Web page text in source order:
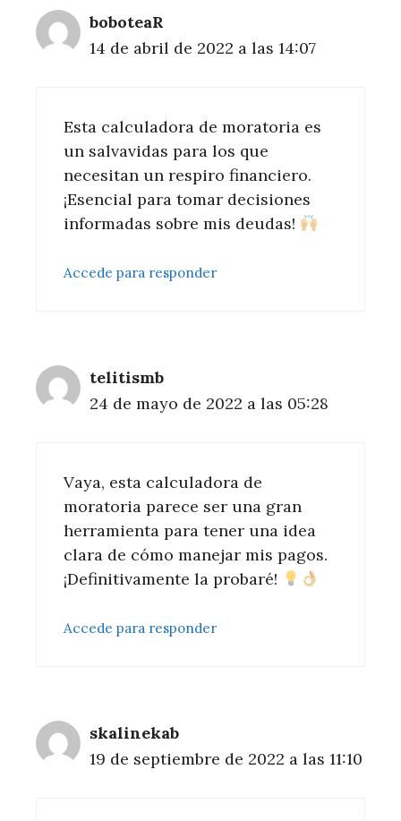
boboteaR
14 de abril de 2022 a las 14:07
Esta calculadora de moratoria es
un salvavidas para los que
necesitan un respiro financiero.
¡Esencial para tomar decisiones
informadas sobre mis deudas!
Accede para responder
telitismb
24 de mayo de 2022 a las 05:28
Vaya, esta calculadora de
moratoria parece ser una gran
herramienta para tener una idea
clara de cómo manejar mis pagos.
¡Definitivamente la probaré!
Accede para responder
skalinekab
19 de septiembre de 2022 a las 11:10